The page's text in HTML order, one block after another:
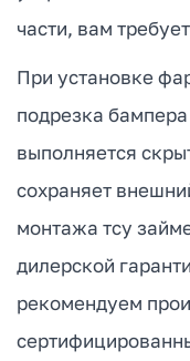
части, вам
При установке
подрезка
выполняется
сохраняет
монтажа тсу
дилерской
рекомендуем